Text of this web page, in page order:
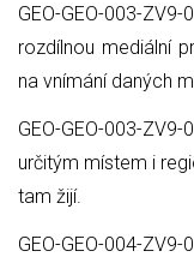
GEO-GEO-003-
rozdílnou mediální
na vnímání daných
GEO-GEO-003-
určitým místem i
tam žijí.
GEO-GEO-004-